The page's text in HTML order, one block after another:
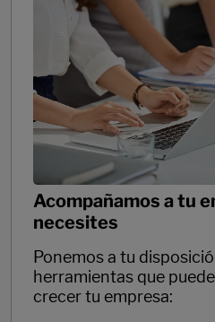
Acompañamos a tu
necesites
Ponemos a tu
herramientas que
crecer tu empresa: